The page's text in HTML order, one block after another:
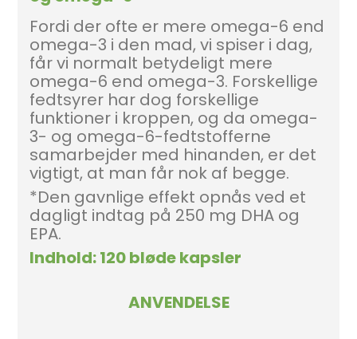
Fordi der ofte er mere omega-6 end
omega-3 i den mad, vi spiser i dag,
får vi normalt betydeligt mere
omega-6 end omega-3. Forskellige
fedtsyrer har dog forskellige
funktioner i kroppen, og da omega-
3- og omega-6-fedtstofferne
samarbejder med hinanden, er det
vigtigt, at man får nok af begge.
*Den gavnlige effekt opnås ved et
dagligt indtag på 250 mg DHA og
EPA.
Indhold: 120 bløde kapsler
ANVENDELSE